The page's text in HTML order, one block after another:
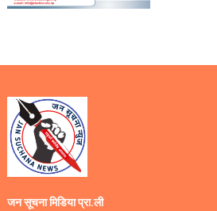
जन सूचना मिडिया प्रा.ली